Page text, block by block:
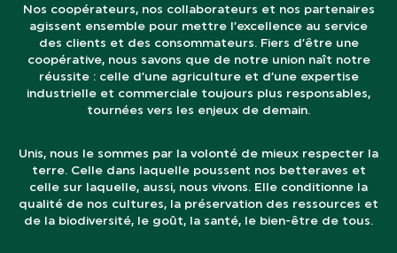
Nos coopérateurs, nos collaborateurs et nos partenaires
agissent ensemble pour mettre l’excellence au service
des clients et des consommateurs. Fiers d’être une
coopérative, nous savons que de notre union naît notre
réussite : celle d’une agriculture et d’une expertise
industrielle et commerciale toujours plus responsables,
tournées vers les enjeux de demain.
Unis, nous le sommes par la volonté de mieux respecter la
terre. Celle dans laquelle poussent nos betteraves et
celle sur laquelle, aussi, nous vivons. Elle conditionne la
qualité de nos cultures, la préservation des ressources et
de la biodiversité, le goût, la santé, le bien-être de tous.